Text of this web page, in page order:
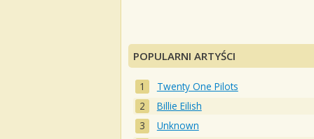
POPULARNI ARTYŚCI
Twenty One Pilots
Billie Eilish
Unknown